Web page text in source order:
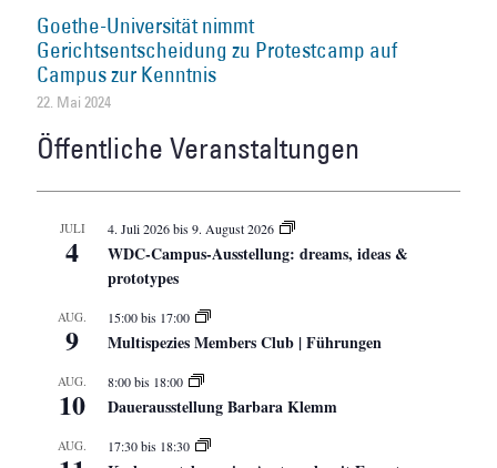
Goethe-Universität nimmt
Gerichtsentscheidung zu Protestcamp auf
Campus zur Kenntnis
22. Mai 2024
Öffentliche Veranstaltungen
JULI
4
4. Juli 2026bis9. August 2026
WDC-Campus-Ausstellung: dreams, ideas &
prototypes
AUG.
9
15:00bis 17:00
Multispezies Members Club | Führungen
AUG.
10
8:00bis 18:00
Dauerausstellung Barbara Klemm
AUG. 17:30bis 18:30